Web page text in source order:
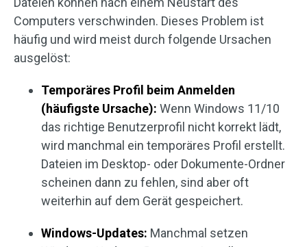
Computers verschwinden. Dieses Problem ist
häufig und wird meist durch folgende Ursachen
ausgelöst:
Temporäres Profil beim Anmelden
(häufigste Ursache): Wenn Windows 11/10
das richtige Benutzerprofil nicht korrekt lädt,
wird manchmal ein temporäres Profil erstellt.
Dateien im Desktop- oder Dokumente-Ordner
scheinen dann zu fehlen, sind aber oft
weiterhin auf dem Gerät gespeichert.
Windows-Updates: Manchmal setzen